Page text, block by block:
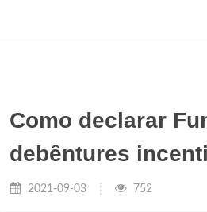
Como declarar
debêntures
2021-09-03 752